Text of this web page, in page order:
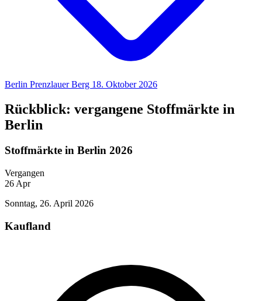
Berlin Prenzlauer Berg 18. Oktober 2026
Rückblick: vergangene Stoffmärkte in
Berlin
Stoffmärkte in Berlin 2026
Vergangen
26 Apr
Sonntag, 26. April 2026
Kaufland